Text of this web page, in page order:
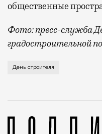
общественные
Фото: пресс-служба
градостроительной
В этом году
День строителя